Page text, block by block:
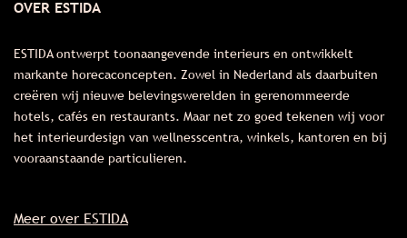
OVER ESTIDA
ESTIDA ontwerpt toonaangevende interieurs en ontwikkelt
markante horecaconcepten. Zowel in Nederland als daarbuiten
creëren wij nieuwe belevingswerelden in gerenommeerde
hotels, cafés en restaurants. Maar net zo goed tekenen wij voor
het interieurdesign van wellnesscentra, winkels, kantoren en bij
vooraanstaande particulieren.
Meer over ESTIDA